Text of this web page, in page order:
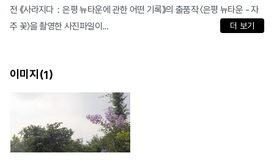
전 《사라지다：은평 뉴타운에 관한 어떤 기록》의 출품작 〈은평 뉴타운 - 자
주 꽃〉을 촬영한 사진파일이...
더 보기
이미지(1)